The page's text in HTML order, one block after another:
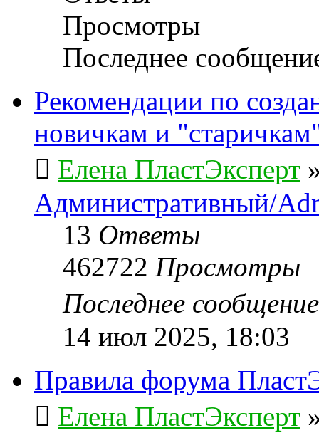
Просмотры
Последнее
Рекомендации по
новичкам и
Елена ПластЭксперт
Административный/
13 Ответы
462722 Просмотры
Последнее
14 июл 2025, 18:03
Правила форума
Елена ПластЭксперт